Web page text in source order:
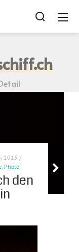
2015 /
, Photo
den